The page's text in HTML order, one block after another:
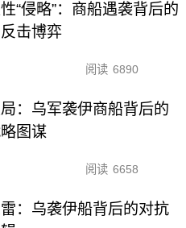
“侵略”：商船遇袭背后的
击博弈
阅读 6890
：乌军袭伊商船背后的
图谋
阅读 6658
：乌袭伊船背后的对抗